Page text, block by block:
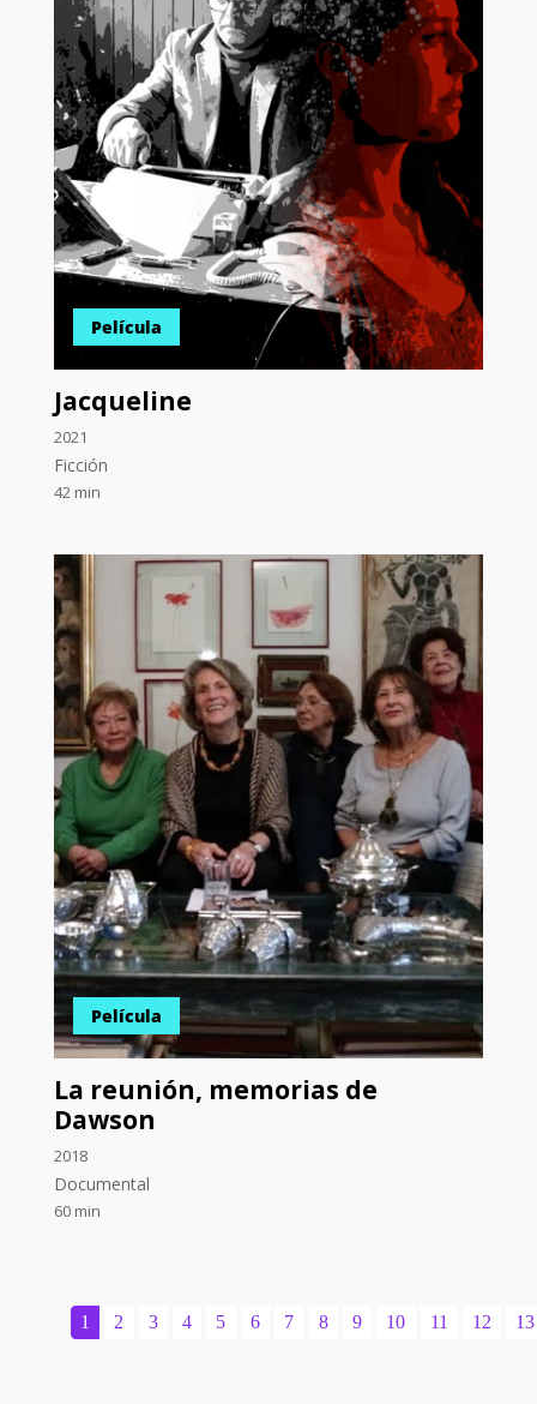
Película
Jacqueline
2021
Ficción
42 min
Película
La reunión, memorias de
Dawson
2018
Documental
60 min
1 2 3 4 5 6 7 8 9 10 11 12 13